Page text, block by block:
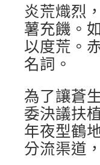
炎荒熾烈
薯充饑。
以度荒。
名詞。
為了讓蒼
委決議扶
年夜型鶴
分流渠道